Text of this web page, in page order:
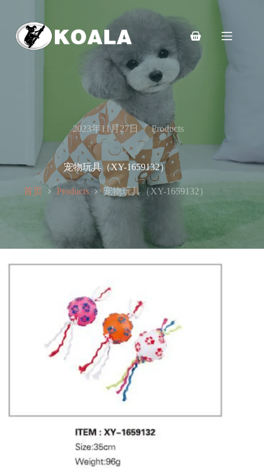
购
车
2023年11月27日 Products
宠物玩具（XY-1659132）
首页 Products 宠物玩具（XY-1659132）